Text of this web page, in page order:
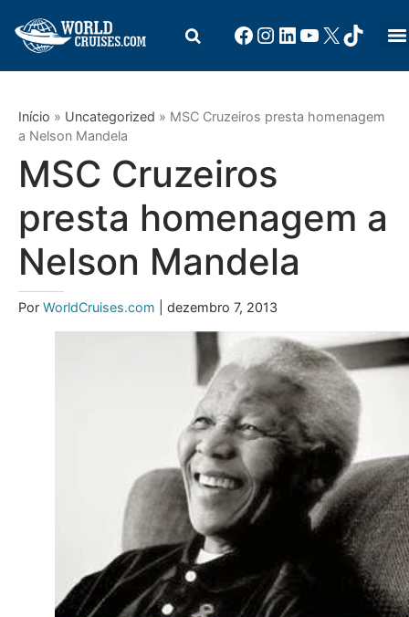
Início » Uncategorized » MSC Cruzeiros presta homenagem
a Nelson Mandela
MSC Cruzeiros
presta homenagem a
Nelson Mandela
Por WorldCruises.com | dezembro 7, 2013